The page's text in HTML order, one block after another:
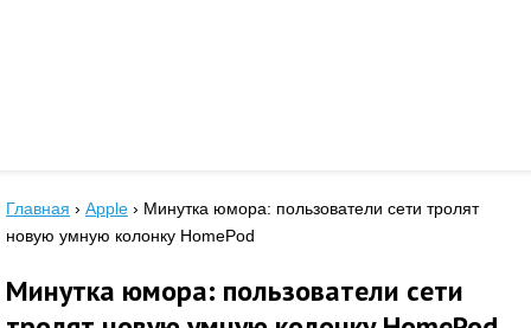
Главная › Apple › Минутка юмора: пользователи сети тролят
новую умную колонку HomePod
Минутка юмора: пользователи сети